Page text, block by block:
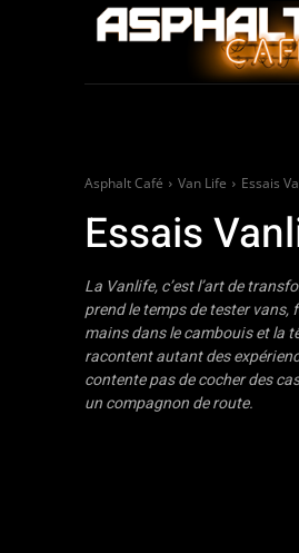
Asphalt Café Van Life Essais
Essais
La Vanlife, c’est l’art de
prend le temps de tester vans,
mains dans le cambouis et la
racontent autant des
contente pas de cocher des
un compagnon de route.